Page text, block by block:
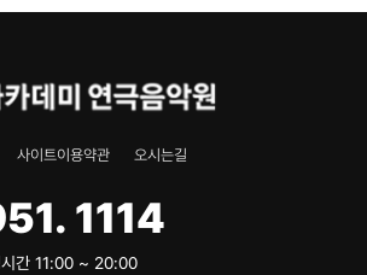
사이트이용약관 오시는길
1114
시간 11:00 ~ 20:00